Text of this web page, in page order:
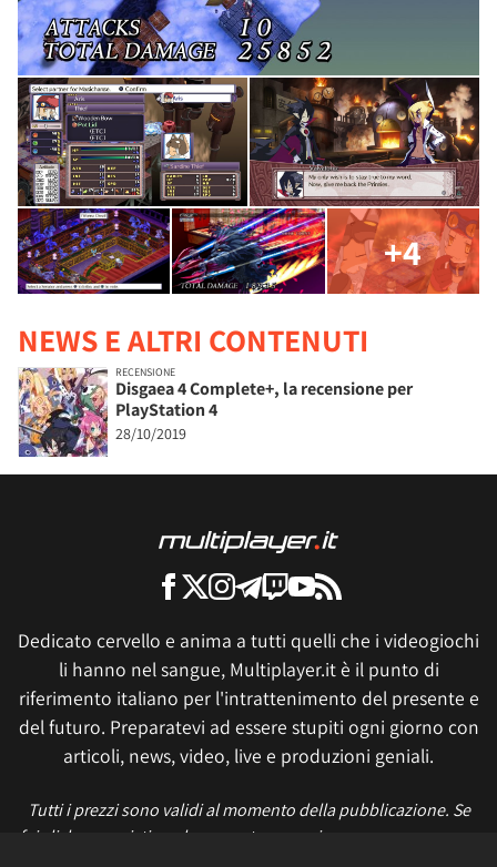
+4
NEWS E ALTRI CONTENUTI
RECENSIONE
Disgaea 4 Complete+, la recensione per
PlayStation 4
28/10/2019
Dedicato cervello e anima a tutti quelli che i videogiochi
li hanno nel sangue, Multiplayer.it è il punto di
riferimento italiano per l'intrattenimento del presente e
del futuro. Preparatevi ad essere stupiti ogni giorno con
articoli, news, video, live e produzioni geniali.
Tutti i prezzi sono validi al momento della pubblicazione. Se
fai click o acquisti qualcosa, potremmo ricevere un compenso.